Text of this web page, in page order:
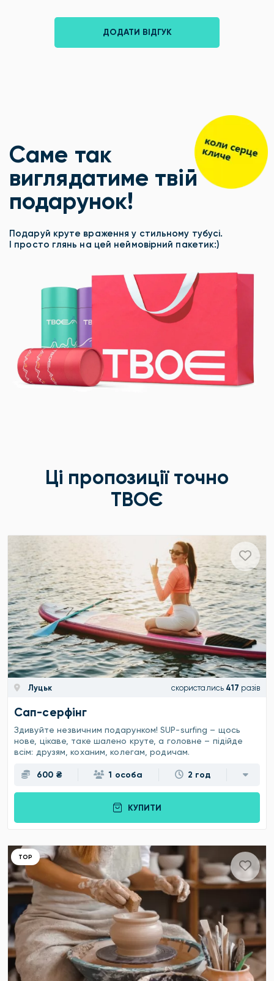
ДОДАТИ ВІДГУК
Саме так
виглядатиме твій
подарунок!
Подаруй круте враження у стильному тубусі.
І просто глянь на цей неймовірний пакетик:)
Ці пропозиції точно
ТВОЄ
Луцьк скористались 417 разів
Сап-серфінг
Здивуйте незвичним подарунком! SUP-surfing – щось
нове, цікаве, таке шалено круте, а головне – підійде
всім: друзям, коханим, колегам, родичам.
600 ₴ 1 особа 2 год
КУПИТИ
ТОР